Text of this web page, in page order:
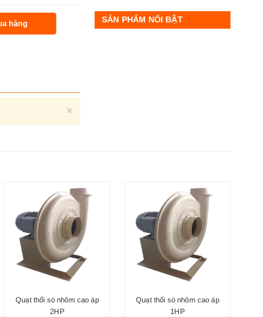
hàng
×
SẢN PHẨM NỔI BẬT
Quạt thổi sò nhôm cao áp
2HP
Quạt thổi sò nhôm cao áp
1HP